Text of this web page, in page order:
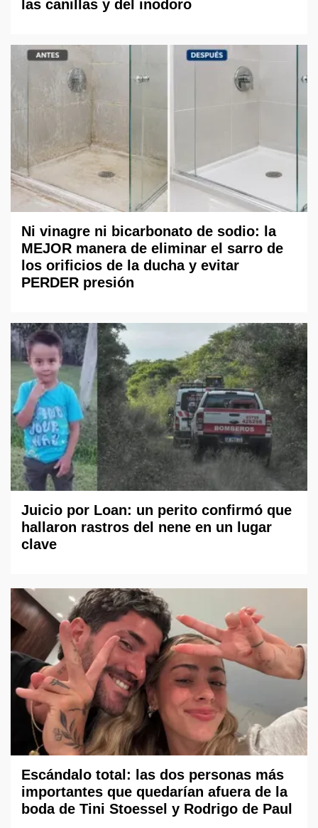
las canillas y del inodoro
Ni vinagre ni bicarbonato de sodio: la
MEJOR manera de eliminar el sarro de
los orificios de la ducha y evitar
PERDER presión
Juicio por Loan: un perito confirmó que
hallaron rastros del nene en un lugar
clave
Escándalo total: las dos personas más
importantes que quedarían afuera de la
boda de Tini Stoessel y Rodrigo de Paul